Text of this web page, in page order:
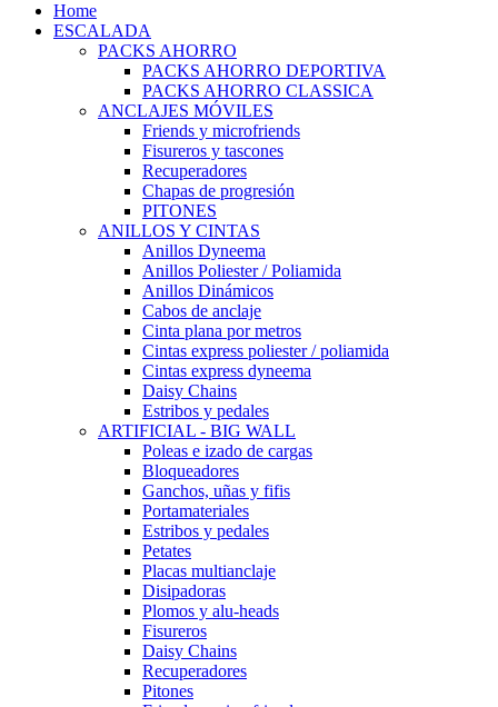
Home
ESCALADA
PACKS AHORRO
PACKS AHORRO DEPORTIVA
PACKS AHORRO CLASSICA
ANCLAJES MÓVILES
Friends y microfriends
Fisureros y tascones
Recuperadores
Chapas de progresión
PITONES
ANILLOS Y CINTAS
Anillos Dyneema
Anillos Poliester / Poliamida
Anillos Dinámicos
Cabos de anclaje
Cinta plana por metros
Cintas express poliester / poliamida
Cintas express dyneema
Daisy Chains
Estribos y pedales
ARTIFICIAL - BIG WALL
Poleas e izado de cargas
Bloqueadores
Ganchos, uñas y fifis
Portamateriales
Estribos y pedales
Petates
Placas multianclaje
Disipadoras
Plomos y alu-heads
Fisureros
Daisy Chains
Recuperadores
Pitones